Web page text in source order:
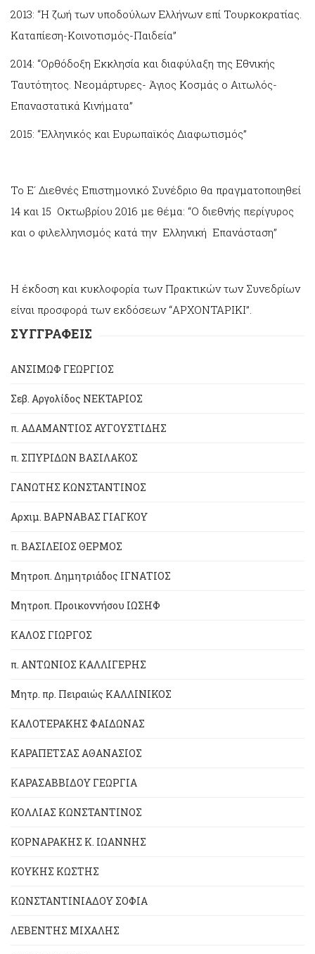
2013: “Η ζωή των υποδούλων Ελλήνων επί Τουρκοκρατίας.
Καταπίεση-Κοινοτισμός-Παιδεία”
2014: “Ορθόδοξη Εκκλησία και διαφύλαξη της Εθνικής
Ταυτότητος. Νεομάρτυρες- Άγιος Κοσμάς ο Αιτωλός-
Επαναστατικά Κινήματα”
2015: “Ελληνικός και Ευρωπαϊκός Διαφωτισμός”
Το Ε´ Διεθνές Επιστημονικό Συνέδριο θα πραγματοποιηθεί
14 και 15 Οκτωβρίου 2016 με θέμα: “Ο διεθνής περίγυρος
και ο φιλελληνισμός κατά την Ελληνική Επανάσταση”
Η έκδοση και κυκλοφορία των Πρακτικών των Συνεδρίων
είναι προσφορά των εκδόσεων “ΑΡΧΟΝΤΑΡΙΚΙ”.
ΣΥΓΓΡΑΦΕΙΣ
ΑΝΣΙΜΩΦ ΓΕΩΡΓΙΟΣ
Σεβ. Αργολίδος ΝΕΚΤΑΡΙΟΣ
π. ΑΔΑΜΑΝΤΙΟΣ ΑΥΓΟΥΣΤΙΔΗΣ
π. ΣΠΥΡΙΔΩΝ ΒΑΣΙΛΑΚΟΣ
ΓΑΝΩΤΗΣ ΚΩΝΣΤΑΝΤΙΝΟΣ
Αρχιμ. ΒΑΡΝΑΒΑΣ ΓΙΑΓΚΟΥ
π. ΒΑΣΙΛΕΙΟΣ ΘΕΡΜΟΣ
Μητροπ. Δημητριάδος ΙΓΝΑΤΙΟΣ
Μητροπ. Προικοννήσου ΙΩΣΗΦ
ΚΑΛΟΣ ΓΙΩΡΓΟΣ
π. ΑΝΤΩΝΙΟΣ ΚΑΛΛΙΓΕΡΗΣ
Μητρ. πρ. Πειραιώς ΚΑΛΛΙΝΙΚΟΣ
ΚΑΛΟΤΕΡΑΚΗΣ ΦΑΙΔΩΝΑΣ
ΚΑΡΑΠΕΤΣΑΣ ΑΘΑΝΑΣΙΟΣ
ΚΑΡΑΣΑΒΒΙΔΟΥ ΓΕΩΡΓΙΑ
ΚΟΛΛΙΑΣ ΚΩΝΣΤΑΝΤΙΝΟΣ
ΚΟΡΝΑΡΑΚΗΣ Κ. ΙΩΑΝΝΗΣ
ΚΟΥΚΗΣ ΚΩΣΤΗΣ
ΚΩΝΣΤΑΝΤΙΝΙΑΔΟΥ ΣΟΦΙΑ
ΛΕΒΕΝΤΗΣ ΜΙΧΑΛΗΣ